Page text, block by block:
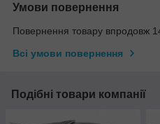
Умови повернення
Повернення товару впродовж
Всі умови повернення
Подібні товари компанії